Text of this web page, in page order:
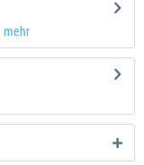
mehr